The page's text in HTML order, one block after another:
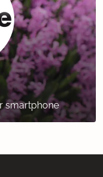
smartphone